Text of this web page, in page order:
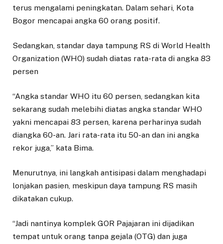
terus mengalami peningkatan. Dalam sehari, Kota
Bogor mencapai angka 60 orang positif.
Sedangkan, standar daya tampung RS di World Health
Organization (WHO) sudah diatas rata-rata di angka 83
persen
“Angka standar WHO itu 60 persen, sedangkan kita
sekarang sudah melebihi diatas angka standar WHO
yakni mencapai 83 persen, karena perharinya sudah
diangka 60-an. Jari rata-rata itu 50-an dan ini angka
rekor juga,” kata Bima.
Menurutnya, ini langkah antisipasi dalam menghadapi
lonjakan pasien, meskipun daya tampung RS masih
dikatakan cukup.
“Jadi nantinya komplek GOR Pajajaran ini dijadikan
tempat untuk orang tanpa gejala (OTG) dan juga